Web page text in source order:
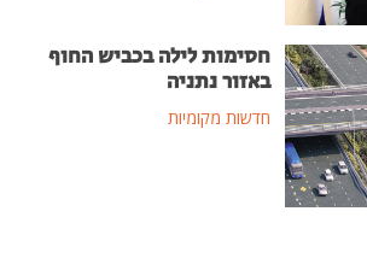
חסימות לילה בכביש החוף
באזור נתניה
חדשות מקומיות